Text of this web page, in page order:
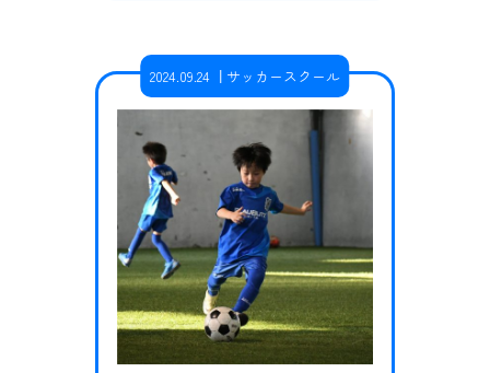
有名スポーツ選手が子どもの時にや
っていたスポーツの話や運動と学力
の相関関係についてのお話しを行
い、親子で交流を深めるゲームや自
分の体が変わる運動をその後に体験
いただ…
2024.09.24 サッカースクール